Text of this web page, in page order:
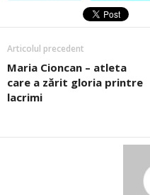
Articolul precedent
Maria Cioncan – atleta
care a zărit gloria printre
lacrimi